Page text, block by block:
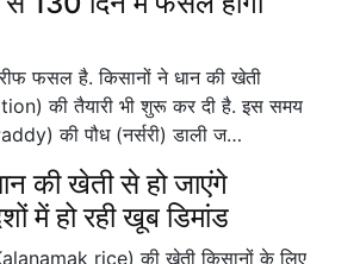
फसल है. किसानों ने धान की खेती
की तैयारी भी शुरू कर दी है. इस समय
की पौध (नर्सरी) डाली ज…
की खेती से हो जाएंगे
में हो रही खूब डिमांड
rice) की खेती किसानों के लिए